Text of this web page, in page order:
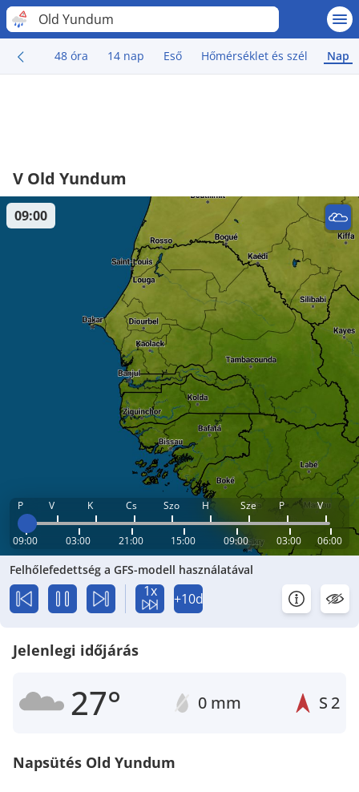
Old Yundum
48 óra 14 nap Eső Hőmérséklet és szél Nap
V Old Yundum
P V K Cs Szo H Sze P V
09:00 03:00 21:00 15:00 09:00 03:00 06:00
09:00
Felhőlefedettség a GFS-modell használatával
1x +10d
Jelenlegi időjárás
27° 0 mm S 2
Napsütés Old Yundum